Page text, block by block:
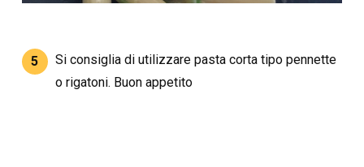
5
Si consiglia di utilizzare pasta corta tipo pennette
o rigatoni. Buon appetito